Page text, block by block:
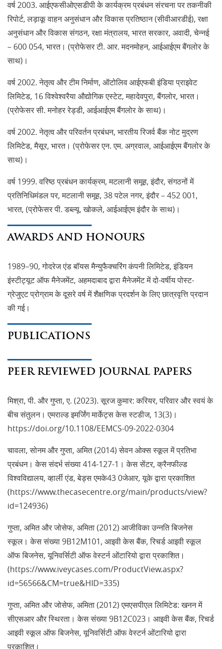
वर्ष 2003. आईएफसीओएसडीपी के कार्यक्रम प्रबंधन संरचना पर तकनीकी
रिपोर्ट, लड़ाकू वाहन अनुसंधान और विकास प्रतिष्ठान (सीवीआरडीई), रक्षा
अनुसंधान और विकास संगठन, रक्षा मंत्रालय, भारत सरकार, अवादी, चेन्नई
– 600 054, भारत। (प्रोफेसर टी. आर. मदनमोहन, आईआईएम बैंगलोर के
साथ)।
वर्ष 2002. नेतृत्व और टीम निर्माण, ऑटोलिव आईएफबी इंडिया प्राइवेट
लिमिटेड, 16 विश्वेश्वरैया औद्योगिक एस्टेट, महादेवपुरा, बैंगलोर, भारत।
(प्रोफेसर सी. मनोहर रेड्डी, आईआईएम बैंगलोर के साथ)।
वर्ष 2002. नेतृत्व और परिवर्तन प्रबंधन, भारतीय रिजर्व बैंक नोट मुद्रण
लिमिटेड, मैसूर, भारत। (प्रोफेसर एन. एम. अग्रवाल, आईआईएम बैंगलोर के
साथ)।
वर्ष 1999. वरिष्ठ प्रबंधन कार्यक्रम, मटलानी समूह, इंदौर, संगठनों में
प्रतिनिधिमंडल पर, मटलानी समूह, 38 पटेल नगर, इंदौर – 452 001,
भारत, (प्रोफेसर पी. डब्ल्यू. खोकले, आईआईएम इंदौर के साथ)।
AWARDS AND HONOURS
1989–90, गोदरेज एंड बॉयस मैन्युफैक्चरिंग कंपनी लिमिटेड, इंडियन
इंस्टीट्यूट ऑफ मैनेजमेंट, अहमदाबाद द्वारा मैनेजमेंट में दो-वर्षीय पोस्ट-
ग्रेजुएट प्रोग्राम के दूसरे वर्ष में शैक्षणिक प्रदर्शन के लिए छात्रवृत्ति प्रदान
की गई।
PUBLICATIONS
PEER REVIEWED JOURNAL PAPERS
मिश्रा, पी. और गुप्ता, ए. (2023). सूरज कुमार: करियर, परिवार और स्वयं के
बीच संतुलन। एमराल्ड इमर्जिंग मार्केट्स केस स्टडीज, 13(3)।
https://doi.org/10.1108/EEMCS-09-2022-0304
चावला, सोनम और गुप्ता, अमित (2014) सेवन ओक्स स्कूल में प्रतिभा
प्रबंधन। केस संदर्भ संख्या 414-127-1। केस सेंटर, क्रैनफील्ड
विश्वविद्यालय, व्हार्ली एंड, बेड्स एमके43 0जेआर, यूके द्वारा प्रकाशित
(https://www.thecasecentre.org/main/products/view?
id=124936)
गुप्ता, अमित और जोसेफ, अमिता (2012) आजीविका उन्नति बिजनेस
स्कूल। केस संख्या 9B12M101, आइवी केस बैंक, रिचर्ड आइवी स्कूल
ऑफ बिजनेस, यूनिवर्सिटी ऑफ वेस्टर्न ओंटारियो द्वारा प्रकाशित।
(https://www.iveycases.com/ProductView.aspx?
id=56566&CM=true&HID=335)
गुप्ता, अमित और जोसेफ, अमिता (2012) एमएसपीएल लिमिटेड: खनन में
सीएसआर और स्थिरता। केस संख्या 9B12C023। आइवी केस बैंक, रिचर्ड
आइवी स्कूल ऑफ बिजनेस, यूनिवर्सिटी ऑफ वेस्टर्न ओंटारियो द्वारा
प्रकाशित।